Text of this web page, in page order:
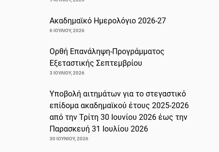
Ακαδημαϊκό Ημερολόγιο 2026-27
6 ΙΟΥΛΊΟΥ, 2026
Ορθή Επανάληψη-Προγράμματος
Εξεταστικής Σεπτεμβρίου
3 ΙΟΥΛΊΟΥ, 2026
Υποβολή αιτημάτων για το στεγαστικό
επίδομα ακαδημαϊκού έτους 2025-2026
από την Τρίτη 30 Ιουνίου 2026 έως την
Παρασκευή 31 Ιουλίου 2026
30 ΙΟΥΝΊΟΥ, 2026